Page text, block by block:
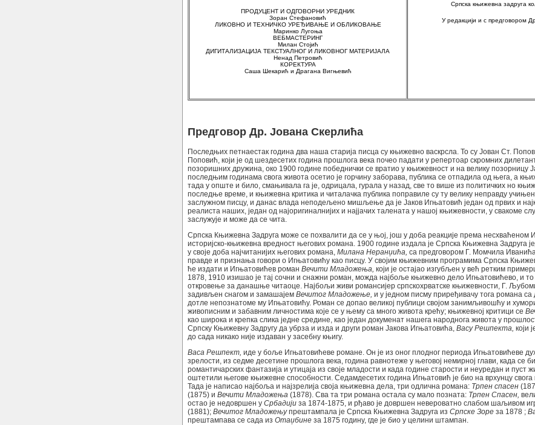
ПРОДУЦЕНТ И ОДГОВОРНИ УРЕДНИК
Зоран Стефановић
ЛИКОВНО И ТЕХНИЧКО УРЕЂИВАЊЕ И ОБЛИКОВАЊЕ
Маринко Лугоња
ВЕБМАСТЕРИНГ
Милан Стојић
ДИГИТАЛИЗАЦИЈА ТЕКСТУАЛНОГ И ЛИКОВНОГ МАТЕРИЈАЛА
Ненад Петровић
КОРЕКТУРА
Саша Шекарић и Драгана Вигњевић
Српска књижевна задруга
У редакцији и с предговором
Предговор Др. Јована Скерлића
Последњих петнаестак година два наша старија писца су књижевно васкрсла. То су Јован Ст.
Поповић, који је од шездесетих година прошлога века почео падати у репертоар скромних
позоришних дружина, око 1900 године победнички се вратио у књижевност и на велику позорницу
последњим годинама свога живота осетио је горчину заборава, публика се отпадила од њега, а
тада у опште и било, смањивала га је, одрицала, гурала у назад, све то више из политичких но
последње време, и књижевна критика и читалачка публика поправиле су ту велику неправду
заслужном писцу, и данас влада неподељено мишљење да је Јаков Игњатовић један од првих и
реалиста наших, један од најоригиналнијих и најјачих талената у нашој књижевности, у свакоме
заслужује и може да се чита.
Српска Књижевна Задруга може се похвалити да се у њој, још у доба реакције према несхваћеном
историјско-књижевна вредност његових романа. 1900 године издала је Српска Књижевна Задруга
у своје доба најчитанијих његових романа, Милана Неранџића, са предговором Г. Момчила
правде и признања говори о Игњатовићу као писцу. У својим књижевним програмима Српска
ће издати и Игњатовићев роман Вечити Младожења, који је остајао изгубљен у већ ретким
1878, 1910 изишао је тај сочни и снажни роман, можда најбоље књижевно дело Игњатовићево, и то
откровење за данашње читаоце. Најбољи живи романсијер српскохрватске књижевности, Г.
задивљен снагом и замашајем Вечитог Младожење, и у једном писму приређивачу тога романа
дотле непознатоме му Игњатовићу. Роман се допао великој публици својом занимљивошћу и
живописним и забавним личностима које се у њему са много живота крећу; књижевној критици се
као широка и крепка слика једне средине, као један докуменат нашега народнога живота у
Српску Књижевну Задругу да убрза и изда и други роман Јакова Игњатовића, Васу Решпекта, који
до сада никако није издаван у засебну књигу.
Васа Решпект, иде у боље Игњатовићеве романе. Он је из оног плодног периода Игњатовићеве
зрелости, из седме десетине прошлога века, година равнотеже у његовој немирној глави, када се
романтичарских фантазија и утицаја из своје младости и када године старости и неуредан и пуст
оштетили његове књижевне способности. Седамдесетих година Игњатовић је био на врхунцу свога
Тада је написао најбоља и најзрелија своја књижевна дела, три одлична романа: Трпен спасен
(1875) и Вечити Младожења (1878). Сва та три романа остала су мало позната: Трпен Спасен,
остао је недовршен у Србадији за 1874-1875, и рђаво је довршен невероватно слабом шаљивом
(1881); Вечитог Младожењупрештампала је Српска Књижевна Задруга из Српске Зоре за 1878 ;
прештампава се сада из Отаџбине за 1875 годину, где је био у целини штампан.